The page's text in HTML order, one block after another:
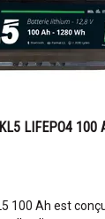
LIFEPO4 100
100 Ah est